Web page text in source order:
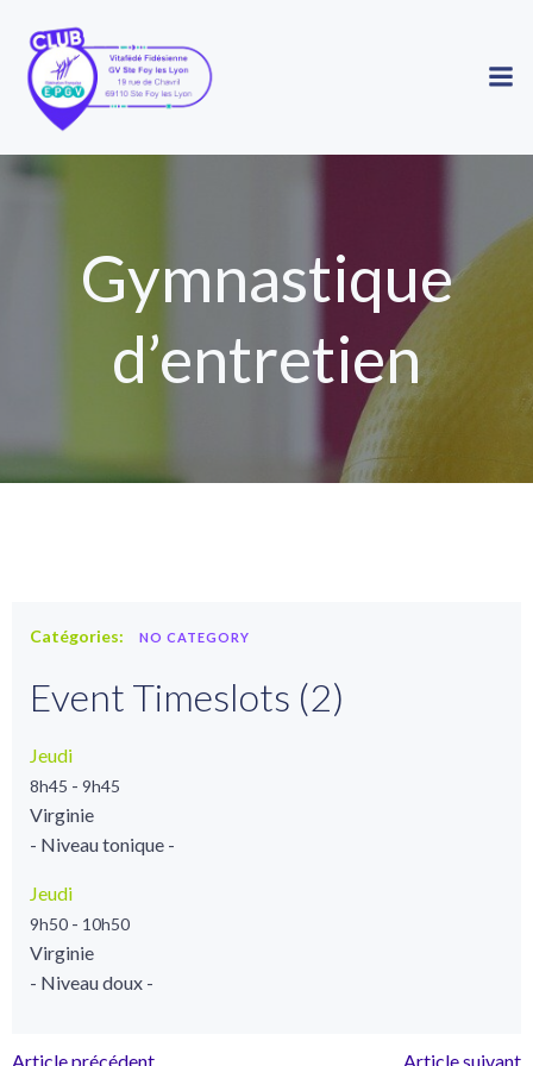
Gymnastique
d’entretien
Catégories: NO CATEGORY
Event Timeslots (2)
Jeudi
8h45 - 9h45
Virginie
- Niveau tonique -
Jeudi
9h50 - 10h50
Virginie
- Niveau doux -
Article précédent Article suivant